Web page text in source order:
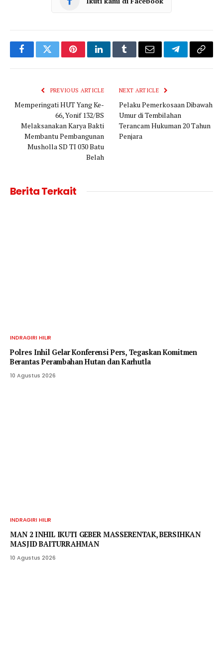
FacebookTwitterPinterestLinkedInTumblrEmail TelegramCopy
PREVIOUS ARTICLE
Memperingati HUT Yang Ke-
66, Yonif 132/BS
Melaksanakan Karya Bakti
Membantu Pembangunan
Musholla SD TI 030 Batu
Belah
NEXT ARTICLE
Pelaku Pemerkosaan Dibawah
Umur di Tembilahan
Terancam Hukuman 20 Tahun
Penjara
Berita Terkait
INDRAGIRI HILIR
Polres Inhil Gelar Konferensi Pers, Tegaskan Komitmen
Berantas Perambahan Hutan dan Karhutla
10 Agustus 2026
INDRAGIRI HILIR
MAN 2 INHIL IKUTI GEBER MASSERENTAK, BERSIHKAN
MASJID BAITURRAHMAN
10 Agustus 2026